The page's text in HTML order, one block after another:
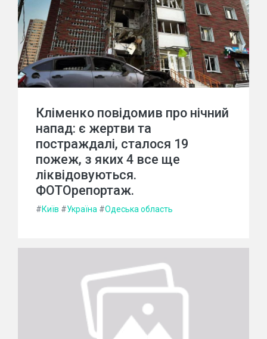
Кліменко повідомив про нічний
напад: є жертви та
постраждалі, сталося 19
пожеж, з яких 4 все ще
ліквідовуються.
ФОТОрепортаж.
#Київ #Україна #Одеська область